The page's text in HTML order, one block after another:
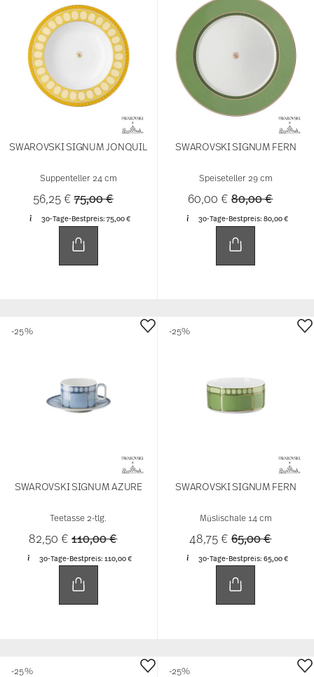
SWAROVSKI SIGNUM JONQUIL
Suppenteller 24 cm
56,25 €Price reduced from
75,00 €to
30-Tage-Bestpreis: 75,00 €
SWAROVSKI SIGNUM FERN
Speiseteller 29 cm
60,00 €Price reduced
80,00 €to
30-Tage-Bestpreis: 80,00 €
SWAROVSKI SIGNUM AZURE
Teetasse 2-tlg.
82,50 €Price reduced from
110,00 €to
30-Tage-Bestpreis:110,00 €
-25%
SWAROVSKI SIGNUM FERN
Müslischale 14 cm
48,75 €Price reduced
65,00 €to
30-Tage-Bestpreis: 65,00 €
-25%
-25% -25%